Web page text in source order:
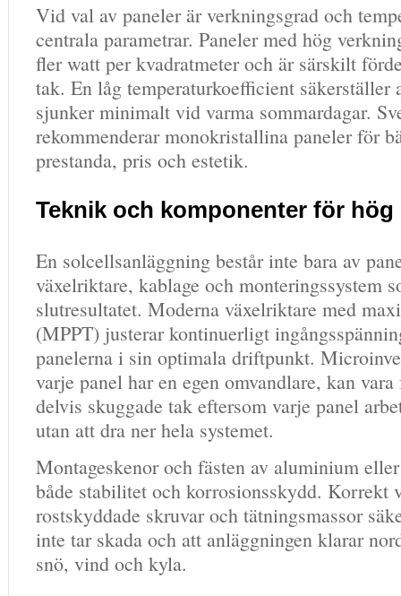
Vid val av paneler är verkningsgrad och
centrala parametrar. Paneler med hög
fler watt per kvadratmeter och är särskilt
tak. En låg temperaturkoefficient säkerställer
sjunker minimalt vid varma sommardagar.
rekommenderar monokristallina paneler för
prestanda, pris och estetik.
Teknik och komponenter för
En solcellsanläggning består inte bara av
växelriktare, kablage och monteringssystem
slutresultatet. Moderna växelriktare med
(MPPT) justerar kontinuerligt
panelerna i sin optimala driftpunkt.
varje panel har en egen omvandlare, kan
delvis skuggade tak eftersom varje panel
utan att dra ner hela systemet.
Montageskenor och fästen av aluminium
både stabilitet och korrosionsskydd. Korrekt
rostskyddade skruvar och tätningsmassor
inte tar skada och att anläggningen klarar
snö, vind och kyla.